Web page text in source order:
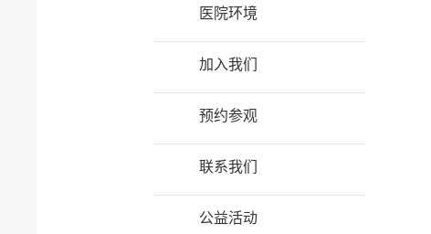
医院环境
加入我们
预约参观
联系我们
公益活动